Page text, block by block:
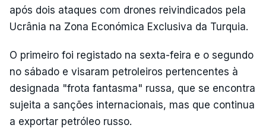
após dois ataques com drones reivindicados pela
Ucrânia na Zona Económica Exclusiva da Turquia.
O primeiro foi registado na sexta-feira e o segundo
no sábado e visaram petroleiros pertencentes à
designada "frota fantasma" russa, que se encontra
sujeita a sanções internacionais, mas que continua
a exportar petróleo russo.